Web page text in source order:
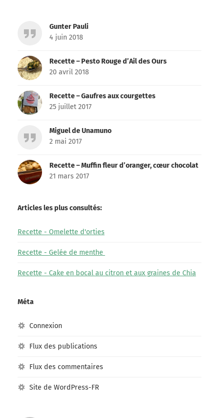
Gunter Pauli
4 juin 2018
Recette – Pesto Rouge d’Ail des Ours
20 avril 2018
Recette – Gaufres aux courgettes
25 juillet 2017
Miguel de Unamuno
2 mai 2017
Recette – Muffin fleur d’oranger, cœur chocolat
21 mars 2017
Articles les plus consultés:
Recette - Omelette d'orties
Recette - Gelée de menthe
Recette - Cake en bocal au citron et aux graines de Chia
Méta
Connexion
Flux des publications
Flux des commentaires
Site de WordPress-FR